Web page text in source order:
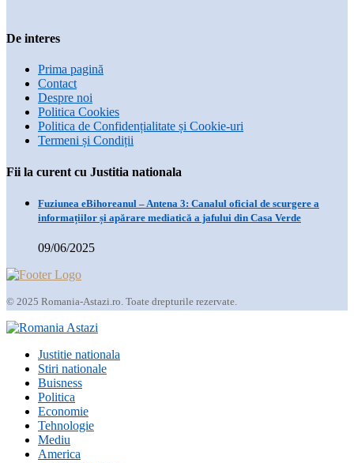
De interes
Prima pagină
Contact
Despre noi
Politica Cookies
Politica de Confidențialitate și Cookie-uri
Termeni și Condiții
Fii la curent cu Justitia nationala
Fuziunea eBihoreanul – Antena 3: Canalul oficial de scurgere a
informațiilor și apărare mediatică a jafului din Casa Verde
09/06/2025
© 2025 Romania-Astazi.ro. Toate drepturile rezervate.
Justitie nationala
Stiri nationale
Buisness
Politica
Economie
Tehnologie
Mediu
America